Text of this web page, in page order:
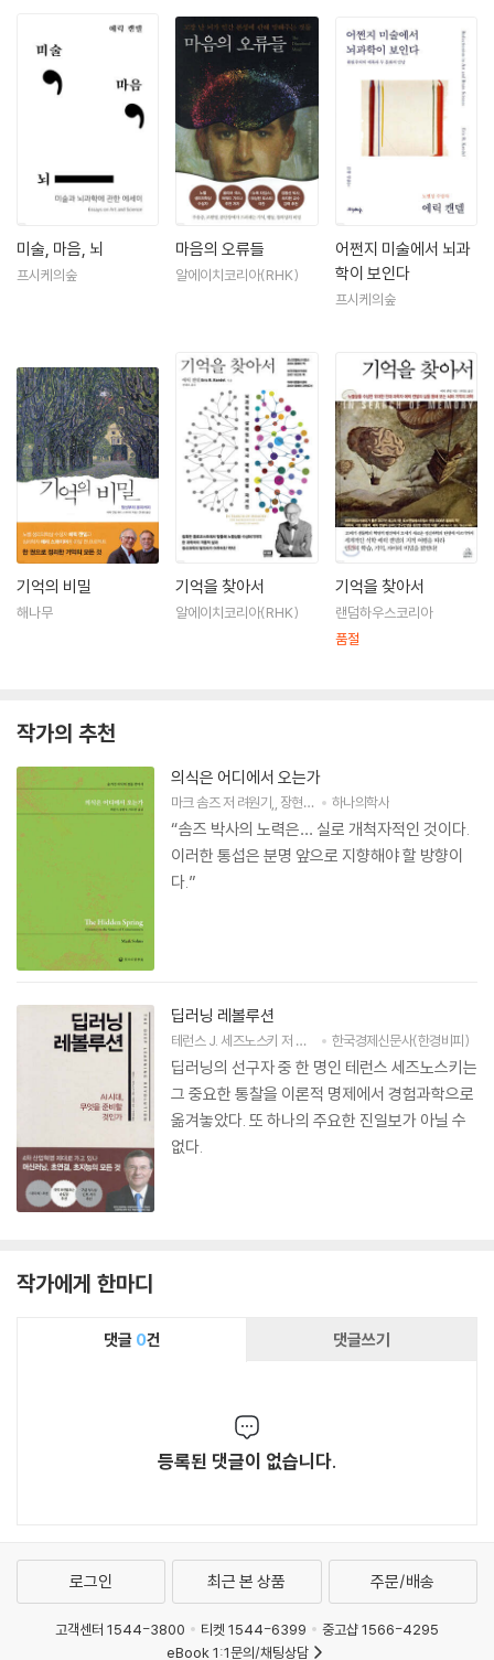
t』와 신경과학 분야의 표준 교과서인 『신경과학의 원리Principles of Ne
ural Science』(공저) 등이 있다.
미술, 마음, 뇌
프시케의숲
마음의 오류들
알에이치코리아(RHK)
어쩐지 미술에서 뇌과
학이 보인다
프시케의숲
기억의 비밀
해나무
기억을 찾아서
알에이치코리아(RHK)
기억을 찾아서
랜덤하우스코리아
품절
작가의 추천
의식은 어디에서 오는가
마크 솜즈저 려원기 장현우 이도현역
하나의학사
“솜즈 박사의 노력은… 실로 개척자적인 것이다.
이러한 통섭은 분명 앞으로 지향해야 할 방향이
다.”
딥러닝 레볼루션
테런스 J. 세즈노스키 저 안진환 역권정민감수
한국경제신문사(한경비피)
딥러닝의 선구자 중 한 명인 테런스 세즈노스키는
그 중요한 통찰을 이론적 명제에서 경험과학으로
옮겨놓았다. 또 하나의 주요한 진일보가 아닐 수
없다.
작가에게 한마디
댓글 0건 댓글쓰기
등록된 댓글이 없습니다.
로그인 최근 본 상품 주문/배송
고객센터 1544-3800 티켓 1544-6399
중고샵 1566-4295
eBook 1:1문의/채팅상담